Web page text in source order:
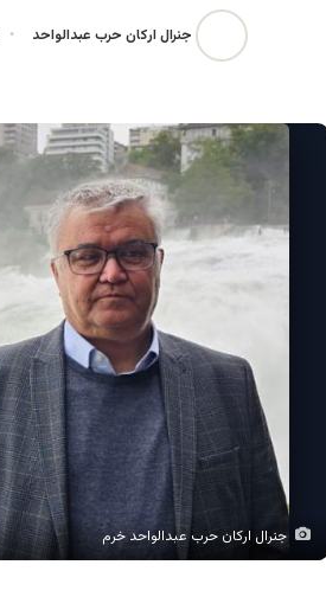
جنرال ارکان حرب عبدالواحد
جنرال ارکان حرب عبدالواحد خرم